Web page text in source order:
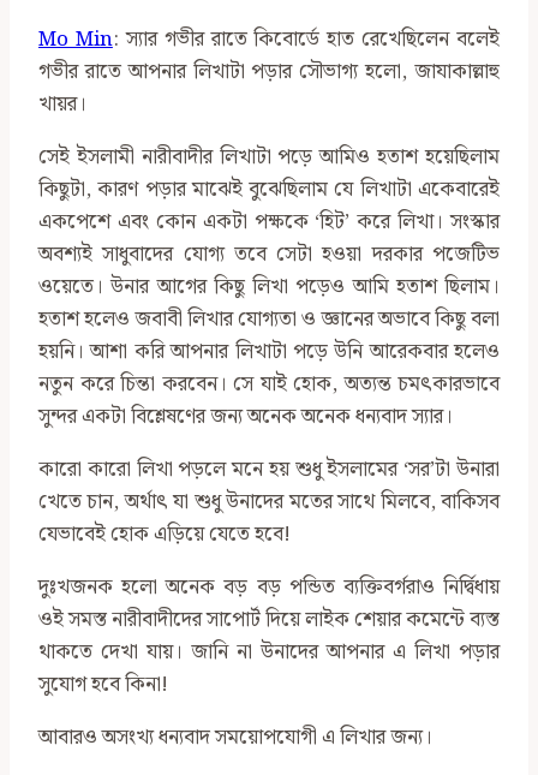
Mo Min: স্যার গভীর রাতে কিবোর্ডে হাত রেখেছিলেন বলেই
গভীর রাতে আপনার লিখাটা পড়ার সৌভাগ্য হলো, জাযাকাল্লাহু
খায়র।
সেই ইসলামী নারীবাদীর লিখাটা পড়ে আমিও হতাশ হয়েছিলাম
কিছুটা, কারণ পড়ার মাঝেই বুঝেছিলাম যে লিখাটা একেবারেই
একপেশে এবং কোন একটা পক্ষকে ‘হিট’ করে লিখা। সংস্কার
অবশ্যই সাধুবাদের যোগ্য তবে সেটা হওয়া দরকার পজেটিভ
ওয়েতে। উনার আগের কিছু লিখা পড়েও আমি হতাশ ছিলাম।
হতাশ হলেও জবাবী লিখার যোগ্যতা ও জ্ঞানের অভাবে কিছু বলা
হয়নি। আশা করি আপনার লিখাটা পড়ে উনি আরেকবার হলেও
নতুন করে চিন্তা করবেন। সে যাই হোক, অত্যন্ত চমৎকারভাবে
সুন্দর একটা বিশ্লেষণের জন্য অনেক অনেক ধন্যবাদ স্যার।
কারো কারো লিখা পড়লে মনে হয় শুধু ইসলামের ‘সর’টা উনারা
খেতে চান, অর্থাৎ যা শুধু উনাদের মতের সাথে মিলবে, বাকিসব
যেভাবেই হোক এড়িয়ে যেতে হবে!
দুঃখজনক হলো অনেক বড় বড় পন্ডিত ব্যক্তিবর্গরাও নির্দ্বিধায়
ওই সমস্ত নারীবাদীদের সাপোর্ট দিয়ে লাইক শেয়ার কমেন্টে ব্যস্ত
থাকতে দেখা যায়। জানি না উনাদের আপনার এ লিখা পড়ার
সুযোগ হবে কিনা!
আবারও অসংখ্য ধন্যবাদ সময়োপযোগী এ লিখার জন্য।